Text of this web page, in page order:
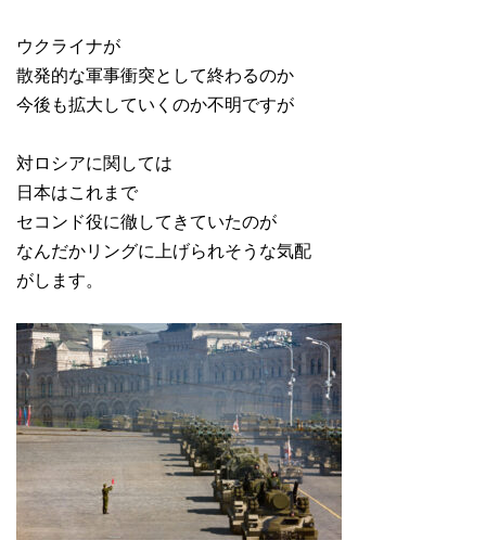
ウクライナが
散発的な軍事衝突として終わるのか
今後も拡大していくのか不明ですが
対ロシアに関しては
日本はこれまで
セコンド役に徹してきていたのが
なんだかリングに上げられそうな気配
がします。